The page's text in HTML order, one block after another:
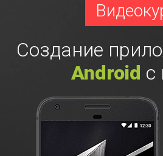
Создание
Android с